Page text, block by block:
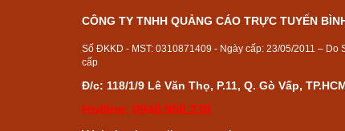
CÔNG TY TNHH QUẢNG CÁO TRỰC TUYẾN
Số ĐKKD - MST: 0310871409 - Ngày cấp: 23/05/2011 – Do
cấp
Đ/c: 118/1/9 Lê Văn Thọ, P.11, Q. Gò Vấp,
Hotline: 0948.968.238